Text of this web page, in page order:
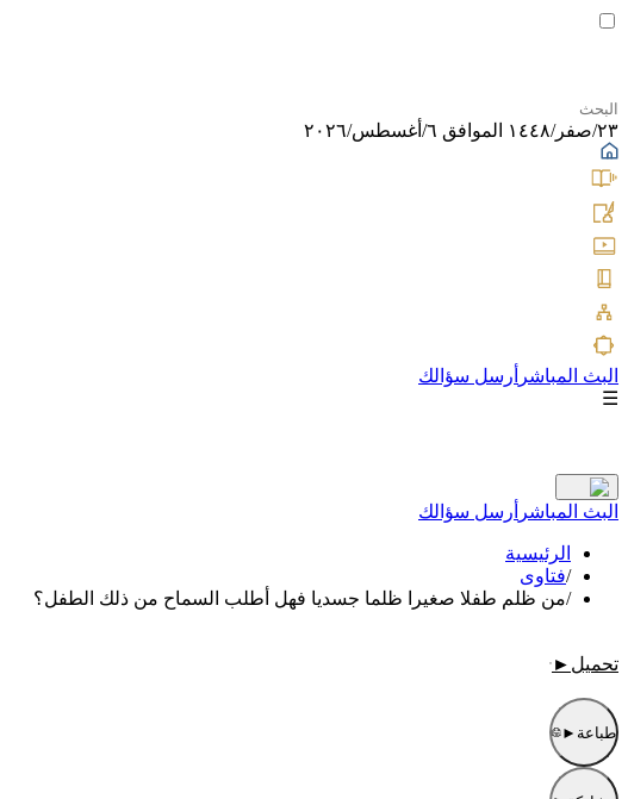
٢٣/صفر/١٤٤٨ الموافق ٦/أغسطس/٢٠٢٦
البث المباشر أرسل سؤالك
☰
البث المباشر أرسل سؤالك
الرئيسية
/فتاوى
/من ظلم طفلا صغيرا ظلما جسديا فهل أطلب السماح من ذلك الطفل؟
تحميل ►
طباعة ►